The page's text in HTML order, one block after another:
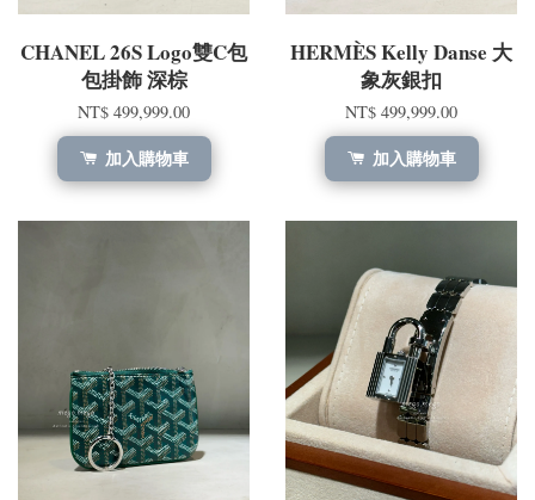
CHANEL 26S Logo雙C包
包掛飾 深棕
NT$ 499,999.00
加入購物車
HERMÈS Kelly Danse 大
象灰銀扣
NT$ 499,999.00
加入購物車